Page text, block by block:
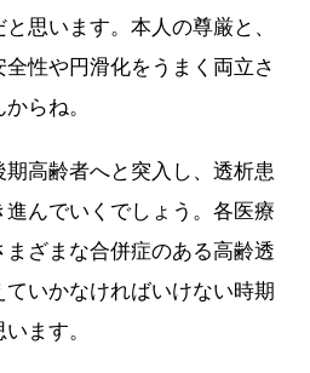
思います。本人の尊厳と、
性や円滑化をうまく両立さ
らね。
高齢者へと突入し、透析患
んでいくでしょう。各医療
ざまな合併症のある高齢透
いかなければいけない時期
ます。